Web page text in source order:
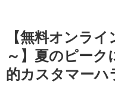
【無料オンラ
～】夏のピー
的カスタマーハ